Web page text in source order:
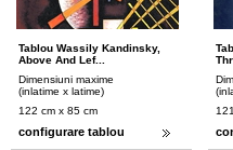
Tablou Wassily Kandinsky,
Above And Lef...
Dimensiuni maxime
(inlatime x latime)
122 cm x 85 cm
configurare tablou